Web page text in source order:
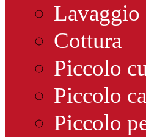
Lavaggio
Cottura
Piccolo
Piccolo
Piccolo